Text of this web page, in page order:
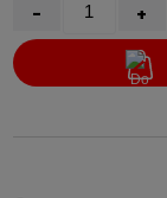
- +